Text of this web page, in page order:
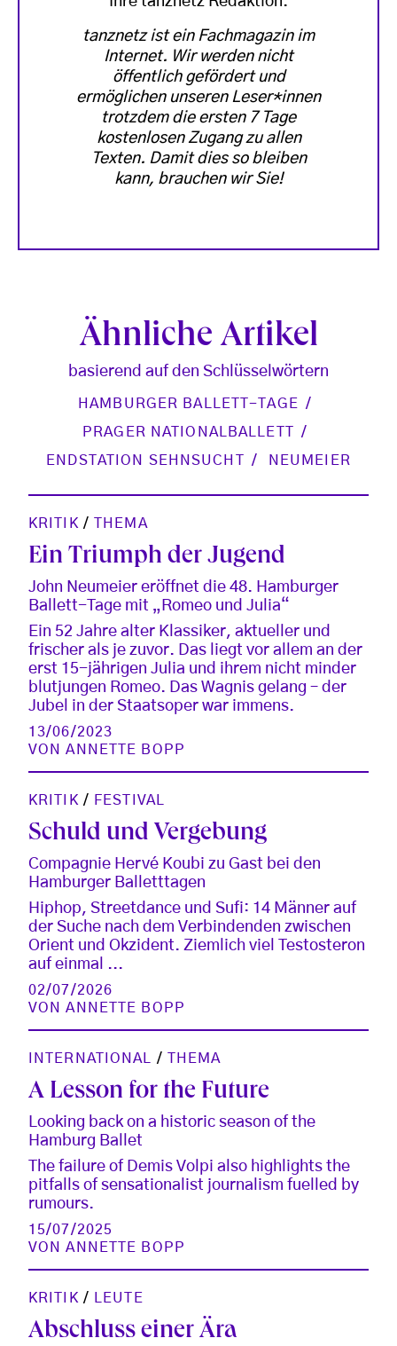
tanznetz ist ein Fachmagazin im
Internet. Wir werden nicht
öffentlich gefördert und
ermöglichen unseren Leser*innen
trotzdem die ersten 7 Tage
kostenlosen Zugang zu allen
Texten. Damit dies so bleiben
kann, brauchen wir Sie!
Ähnliche Artikel
basierend auf den Schlüsselwörtern
HAMBURGER BALLETT-TAGE
PRAGER NATIONALBALLETT
ENDSTATION SEHNSUCHT
NEUMEIER
KRITIK / THEMA
Ein Triumph der Jugend
John Neumeier eröffnet die 48. Hamburger
Ballett-Tage mit „Romeo und Julia“
Ein 52 Jahre alter Klassiker, aktueller und
frischer als je zuvor. Das liegt vor allem an der
erst 15-jährigen Julia und ihrem nicht minder
blutjungen Romeo. Das Wagnis gelang – der
Jubel in der Staatsoper war immens.
13/06/2023
VONANNETTE BOPP
KRITIK / FESTIVAL
Schuld und Vergebung
Compagnie Hervé Koubi zu Gast bei den
Hamburger Balletttagen
Hiphop, Streetdance und Sufi: 14 Männer auf
der Suche nach dem Verbindenden zwischen
Orient und Okzident. Ziemlich viel Testosteron
auf einmal ...
02/07/2026
VONANNETTE BOPP
INTERNATIONAL / THEMA
A Lesson for the Future
Looking back on a historic season of the
Hamburg Ballet
The failure of Demis Volpi also highlights the
pitfalls of sensationalist journalism fuelled by
rumours.
15/07/2025
VONANNETTE BOPP
KRITIK / LEUTE
Abschluss einer Ära